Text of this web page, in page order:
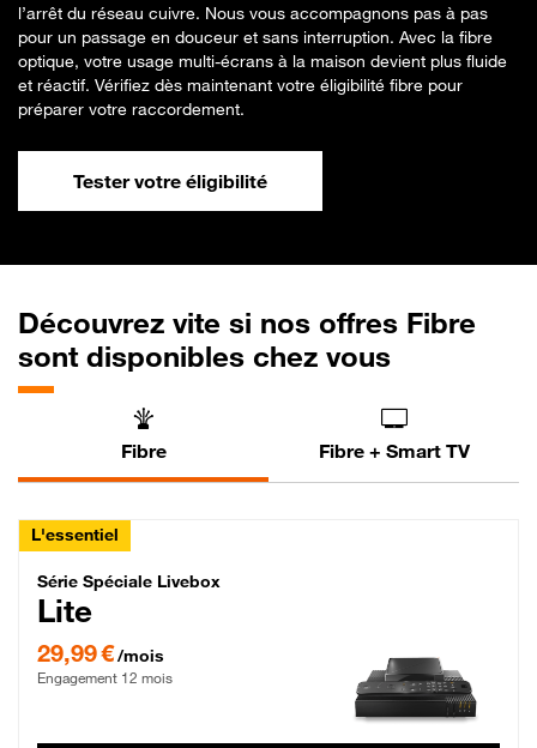
l’arrêt du réseau cuivre. Nous vous accompagnons pas à pas
pour un passage en douceur et sans interruption. Avec la fibre
optique, votre usage multi-écrans à la maison devient plus fluide
et réactif. Vérifiez dès maintenant votre éligibilité fibre pour
préparer votre raccordement.
Tester votre éligibilité
Découvrez vite si nos offres Fibre
sont disponibles chez vous
Fibre Fibre + Smart TV
L'essentiel
Série Spéciale Livebox Lite Fibre
Série Spéciale Livebox
Lite
29,99 €/mois
Engagement 12 mois